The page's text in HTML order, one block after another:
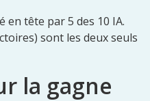
en tête par 5 des 10 IA.
sont les deux seuls
la gagne